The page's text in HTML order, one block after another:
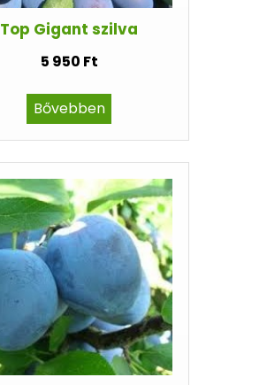
Top Gigant szilva
5 950 Ft
Bővebben